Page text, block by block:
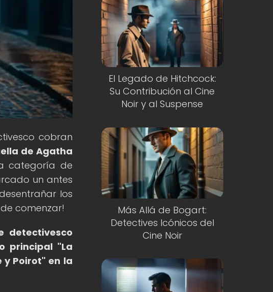
cobran
de Agatha
categoría de
un antes
los
comenzar!
detectivesco
principal "La
y Poirot" en la
El Legado de Hitchcock:
Su Contribución al Cine
Noir y al Suspense
Más Allá de Bogart:
Detectives Icónicos del
Cine Noir